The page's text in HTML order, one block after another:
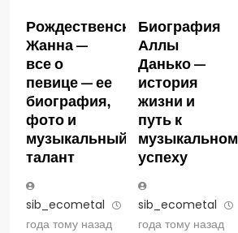
Рождественская
Жанна —
все о
певице — ее
биография,
фото и
музыкальный
талант
sib_ecometal
года тому назад
Биография
Аллы
Данько —
история
жизни и
путь к
музыкальному
успеху
sib_ecometal
года тому назад